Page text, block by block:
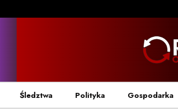
Śledztwa Polityka Gospodarka